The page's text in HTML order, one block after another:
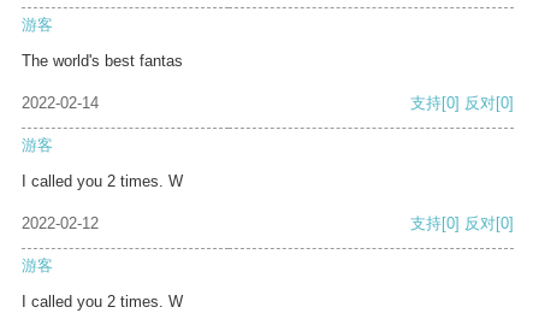
游客
The world's best fantas
2022-02-14 支持[0] 反对[0]
游客
I called you 2 times. W
2022-02-12 支持[0] 反对[0]
游客
I called you 2 times. W